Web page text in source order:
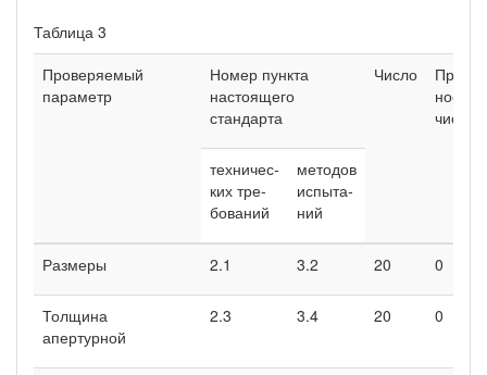
Таблица 3
Проверяемый
параметр
Номер пункта
настоящего
стандарта
Число
ное
число
техничес­
ких тре­
бований
методов
испыта­
ний
Размеры 2.1 3.2 20 0
Толщина
апертурной
2.3 3.4 20 0